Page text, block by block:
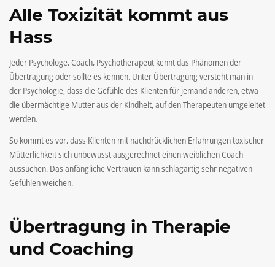
Alle Toxizität kommt aus
Hass
Jeder Psychologe, Coach, Psychotherapeut kennt das Phänomen der
Übertragung oder sollte es kennen. Unter Übertragung versteht man in
der Psychologie, dass die Gefühle des Klienten für jemand anderen, etwa
die übermächtige Mutter aus der Kindheit, auf den Therapeuten umgeleitet
werden.
So kommt es vor, dass Klienten mit nachdrücklichen Erfahrungen toxischer
Mütterlichkeit sich unbewusst ausgerechnet einen weiblichen Coach
aussuchen. Das anfängliche Vertrauen kann schlagartig sehr negativen
Gefühlen weichen.
Übertragung in Therapie
und Coaching